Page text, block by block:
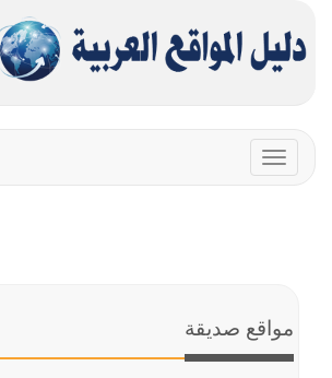
Toggle
navigation
مواقع صديقة